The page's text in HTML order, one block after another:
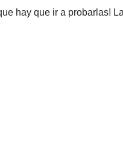
hay que ir a probarlas!